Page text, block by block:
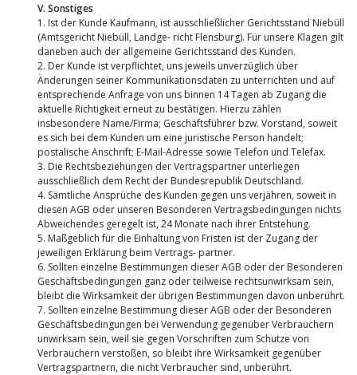
V. Sonstiges
1. Ist der Kunde Kaufmann, ist ausschließlicher Gerichtsstand Niebüll
(Amtsgericht Niebüll, Landge- richt Flensburg). Für unsere Klagen gilt
daneben auch der allgemeine Gerichtsstand des Kunden.
2. Der Kunde ist verpflichtet, uns jeweils unverzüglich über
Änderungen seiner Kommunikationsdaten zu unterrichten und auf
entsprechende Anfrage von uns binnen 14 Tagen ab Zugang die
aktuelle Richtigkeit erneut zu bestätigen. Hierzu zählen
insbesondere Name/Firma; Geschäftsführer bzw. Vorstand, soweit
es sich bei dem Kunden um eine juristische Person handelt;
postalische Anschrift; E-Mail-Adresse sowie Telefon und Telefax.
3. Die Rechtsbeziehungen der Vertragspartner unterliegen
ausschließlich dem Recht der Bundesrepublik Deutschland.
4. Sämtliche Ansprüche des Kunden gegen uns verjähren, soweit in
diesen AGB oder unseren Besonderen Vertragsbedingungen nichts
Abweichendes geregelt ist, 24 Monate nach ihrer Entstehung.
5. Maßgeblich für die Einhaltung von Fristen ist der Zugang der
jeweiligen Erklärung beim Vertrags- partner.
6. Sollten einzelne Bestimmungen dieser AGB oder der Besonderen
Geschäftsbedingungen ganz oder teilweise rechtsunwirksam sein,
bleibt die Wirksamkeit der übrigen Bestimmungen davon unberührt.
7. Sollten einzelne Bestimmung dieser AGB oder der Besonderen
Geschäftsbedingungen bei Verwendung gegenüber Verbrauchern
unwirksam sein, weil sie gegen Vorschriften zum Schutze von
Verbrauchern verstoßen, so bleibt ihre Wirksamkeit gegenüber
Vertragspartnern, die nicht Verbraucher sind, unberührt.